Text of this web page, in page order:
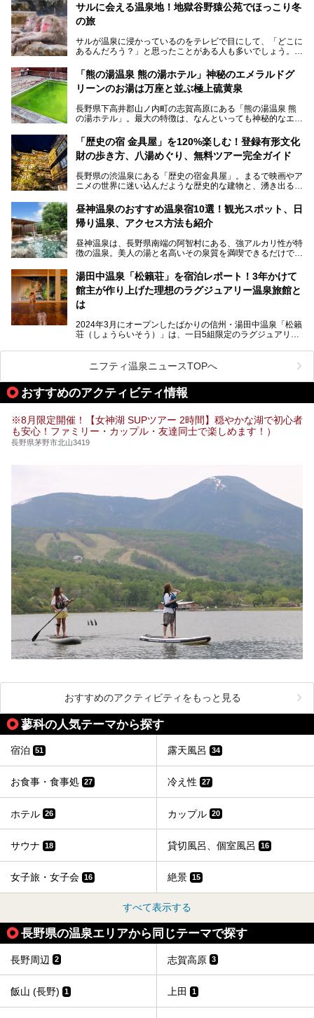
サルに会える温泉地！地獄谷野猿公苑でほっこり冬
の旅
サルが温泉に浸かっているのをテレビで目にして、「どこに
あるんだろう？」と思ったことがある人も多いでしょう。
この微笑ましい光景は、長野県にある「地獄谷野猿公苑」で
見られるもので、野生のサルが雪景色の中で温泉に浸かる姿
を間近で観察できます。
本記事では、地獄谷野猿公苑の魅力や見どころ、サルと温泉
との関係性、地獄谷周辺の観光スポットについて紹介しま
ので、野生のサルを観察する貴重な自然体験と温泉をあわせ
て楽しみたい人は、ぜひ参考にしてください。
「熊の湯温泉 熊の湯ホテル」神秘のエメラルドグ
リーンのお湯は万座と並ぶ極上硫黄泉
長野県下高井郡山ノ内町の志賀高原にある「熊の湯温泉 熊
の湯ホテル」。最大の特徴は、なんといっても神秘的なエメ
リピートするファンも多い温泉です。冬はスキーと一緒に楽
しみたい極上の温泉を紹介します。
「歴史の宿 金具屋」を120%楽しむ！登録有形文化
財の歩き方、八湯めぐり、無料ツアー完全ガイド
長野県の渋温泉にある「歴史の宿金具屋」。まるで映画やア
ニメの世界に迷い込んだような歴史的な建物と、湧き出る温
を隅々まで楽しみたいですよね。この記事では、金具屋での
滞在を最高の思い出にするための「楽しみ方」を徹底的にご
紹介します！
昼神温泉のおすすめ温泉宿10選！観光スポット、日
帰り温泉、アクセス方法も紹介
昼神温泉は、長野県南端の阿智村にある、強アルカリ性が特
徴の温泉。美人の湯と名高いその泉質を満喫できるだけでな
昼神温泉では、朝市などの観光スポットや、信州名物のおや
きを楽しめるグルメスポットなど、観光を楽しむにはぴった
りの場所が豊富にあります。
この記事では、昼神温泉での滞在を充実させる宿泊施設や日
帰り温泉、見どころ満載の観光・グルメスポットに加え、ア
クセス方法も順に紹介します。
湯田中温泉「松籟荘」を宿泊レポート！3年かけて
館主が作り上げた理想のラグジュアリー温泉旅館と
は
2024年3月にオープンしたばかりの信州・湯田中温泉「松籟
荘（しょうらいそう）」は、一日5組限定のラグジュアリー
ライベートに楽しめる非日常感が味わえます。また宿泊者は
道向かいの「よろづや」の大浴場「桃山風呂」や共同浴場の
「湯田中大湯」も利用ができます。
極上のお湯に浸り上質なお料理に舌鼓、特別な日に泊まりた
い湯田中温泉「松籟荘」を、実際に宿泊した目線で紹介しま
ニフティ温泉ニュースTOPへ
おすすめのアクティビティ情報
※8月限定開催！【女神湖 SUPツアー 2時間】穏やかな湖で初心者
も安心！ファミリー・カップル・友達同士で楽しめます！）
長野県茅野市北山3419
おすすめのアクティビティをもっと見る
蓼科の人気テーマから探す
宿泊 51 露天風呂 34
お食事・食事処 27 冷え性 27
ホテル 26 カップル 20
サウナ 18 貸切風呂、個室風呂 16
女子旅・女子会 16 絶景 15
すべて表示する
長野県の温泉エリアから同じテーマで探す
長野周辺 2 志賀高原 3
飯山 (長野) 1 上田 1